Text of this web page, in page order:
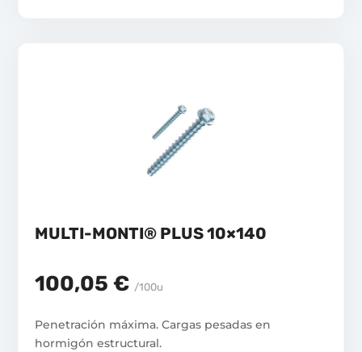
MULTI-MONTI® PLUS 10×140
100,05 €/100u
Penetración máxima. Cargas pesadas en
hormigón estructural.